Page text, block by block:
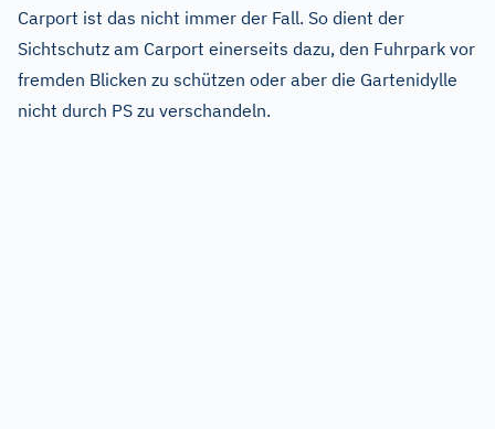
Carport ist das nicht immer der Fall. So dient der
Sichtschutz am Carport einerseits dazu, den Fuhrpark vor
fremden Blicken zu schützen oder aber die Gartenidylle
nicht durch PS zu verschandeln.